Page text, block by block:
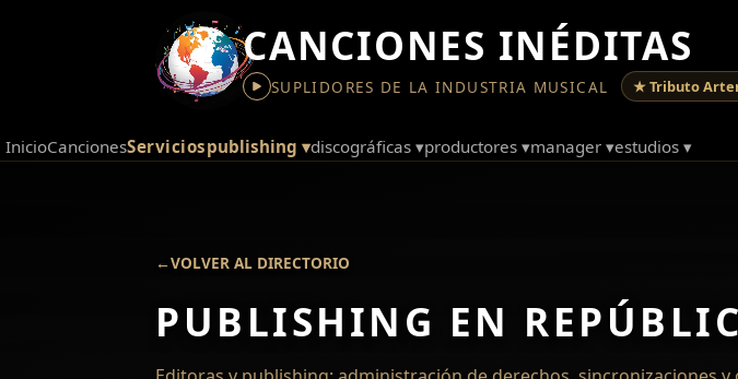
CANCIONES INÉDITAS
SUPLIDORES DE LA INDUSTRIA MUSICAL ★ Tributo
inicio canciones serviciospublishing ▾discográficas ▾productores ▾manager ▾estudios ▾
←VOLVER AL DIRECTORIO
PUBLISHING EN